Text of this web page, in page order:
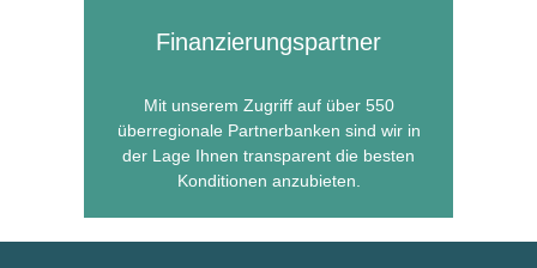
Finanzierungs­partner
Mit unserem Zugriff auf über 550
überregionale Partnerbanken sind wir in
der Lage Ihnen transparent die besten
Konditionen anzubieten.